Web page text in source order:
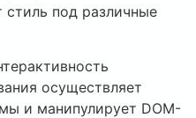
под различные
осуществляет
и манипулирует DOM-